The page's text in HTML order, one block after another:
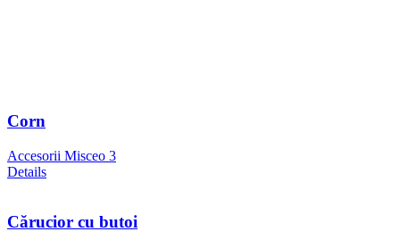
Corn
Accesorii Misceo 3
Details
Cărucior cu butoi